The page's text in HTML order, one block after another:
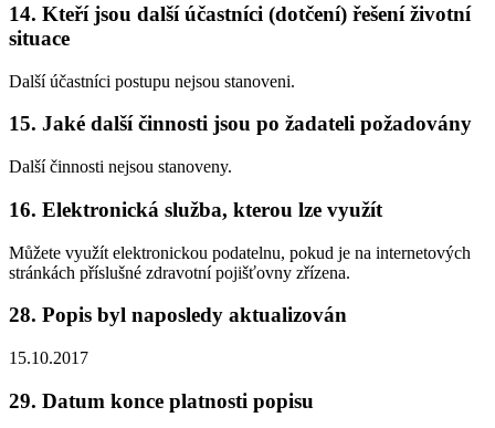
14. Kteří jsou další účastníci (dotčení) řešení životní
situace
Další účastníci postupu nejsou stanoveni.
15. Jaké další činnosti jsou po žadateli požadovány
Další činnosti nejsou stanoveny.
16. Elektronická služba, kterou lze využít
Můžete využít elektronickou podatelnu, pokud je na internetových
stránkách příslušné zdravotní pojišťovny zřízena.
28. Popis byl naposledy aktualizován
15.10.2017
29. Datum konce platnosti popisu